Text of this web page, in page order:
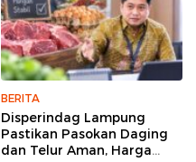
BERITA
Disperindag Lampung
Pastikan Pasokan Daging
dan Telur Aman, Harga